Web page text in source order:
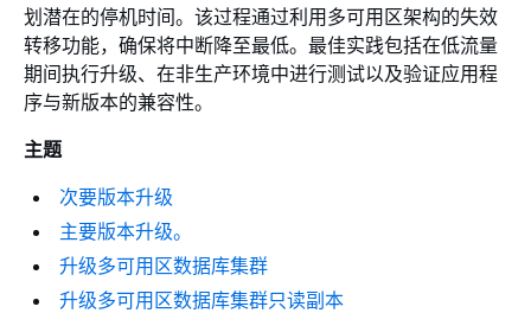
划潜在的停机时间。该过程通过利用多可用区架构的失效
转移功能，确保将中断降至最低。最佳实践包括在低流量
期间执行升级、在非生产环境中进行测试以及验证应用程
序与新版本的兼容性。
主题
次要版本升级
主要版本升级。
升级多可用区数据库集群
升级多可用区数据库集群只读副本